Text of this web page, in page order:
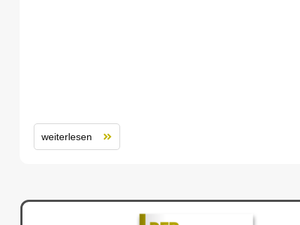
weiterlesen